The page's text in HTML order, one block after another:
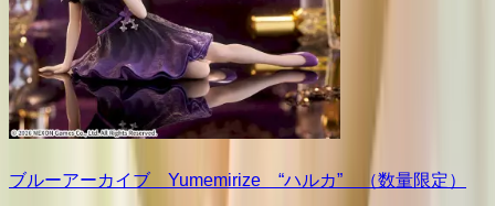
ブルーアーカイブ Yumemirize “ハルカ” （数量限定）